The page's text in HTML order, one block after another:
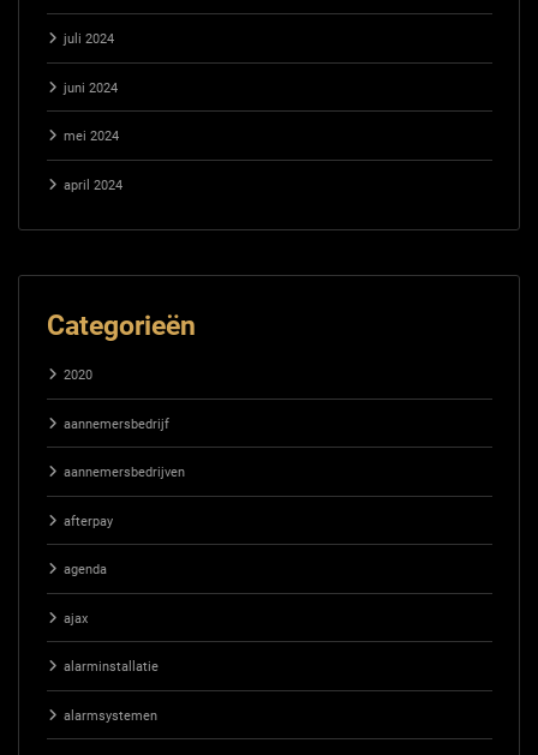
juli 2024
juni 2024
mei 2024
april 2024
Categorieën
2020
aannemersbedrijf
aannemersbedrijven
afterpay
agenda
ajax
alarminstallatie
alarmsystemen